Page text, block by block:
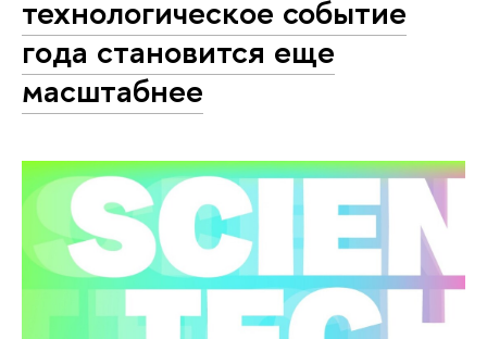
технологическое событие
года становится еще
масштабнее